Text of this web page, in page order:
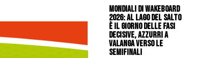
Mondiali di Wakeboard
2026: al Lago del Salto
è il giorno delle fasi
decisive, azzurri a
valanga verso le
semifinali